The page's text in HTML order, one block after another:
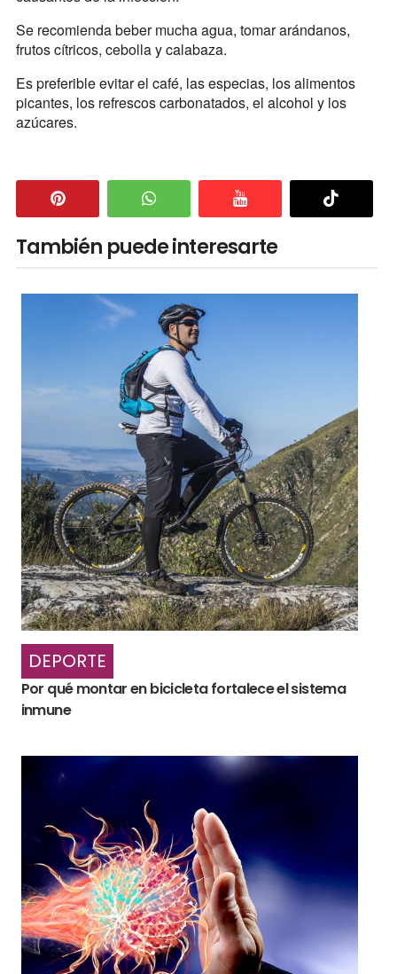
Se recomienda beber mucha agua, tomar arándanos,
frutos cítricos, cebolla y calabaza.
Es preferible evitar el café, las especias, los alimentos
picantes, los refrescos carbonatados, el alcohol y los
azúcares.
También puede interesarte
DEPORTE
Por qué montar en bicicleta fortalece el sistema
inmune